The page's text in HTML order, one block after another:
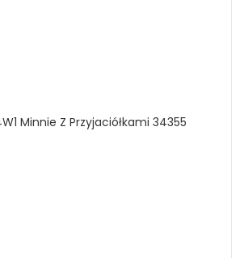
Minnie Z Przyjaciółkami 34355